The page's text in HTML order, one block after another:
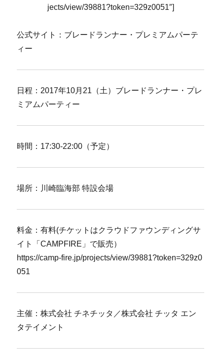
jects/view/39881?token=329z0051″]
公式サイト：ブレードランナー・プレミアムパーテ
ィー
日程：2017年10月21（土）ブレードランナー・プレ
ミアムパーティー
時間：17:30-22:00（予定）
場所：川崎臨海部 特設会場
料金：有料(チケットはクラウドファウンディングサ
イト「CAMPFIRE」で販売）
https://camp-fire.jp/projects/view/39881?token=329z0
051
主催：株式会社 チネチッタ／株式会社 チッタ エン
タテイメント